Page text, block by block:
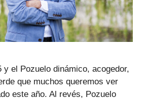
y el Pozuelo dinámico, acogedor,
que muchos queremos ver
este año. Al revés, Pozuelo